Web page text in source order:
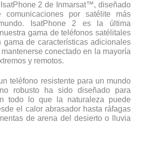
2 de Inmarsat™, diseñado
por satélite más
IsatPhone 2 es la última
gama de teléfonos satélitales
gama de características adicionales
conectado en la mayoría
y remotos.
teléfono resistente para un mundo
robusto ha sido diseñado para
todo lo que la naturaleza puede
el calor abrasador hasta ráfagas
de arena del desierto o lluvia